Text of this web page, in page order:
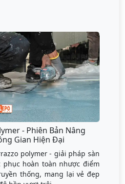
- Phiên Bản Nâng
Gian Hiện Đại
polymer - giải pháp sàn
phục hoàn toàn nhược điểm
thống, mang lại vẻ đẹp